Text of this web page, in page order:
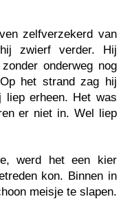
zelfverzekerd van
zwierf verder. Hij
onderweg nog
het strand zag hij
erheen. Het was
er niet in. Wel liep
werd het een kier
kon. Binnen in
meisje te slapen.